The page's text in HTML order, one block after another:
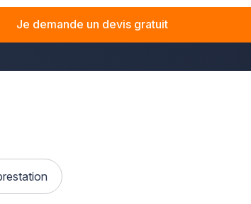
Je demande un devis gratuit
d'aménagement, notre réseau
savoir-faire.